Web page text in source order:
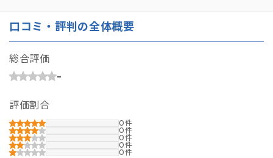
口コミ・評判の全体概要
総合評価
-
評価割合
0
0
0
0
0